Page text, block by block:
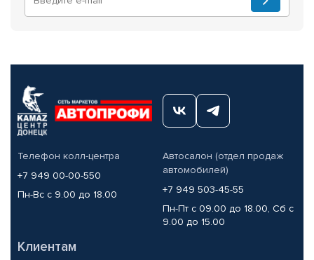
Телефон колл-центра
+7 949 00-00-550
Пн-Вс с 9.00 до 18.00
Автосалон (отдел продаж
автомобилей)
+7 949 503-45-55
Пн-Пт с 09.00 до 18.00, Сб с
9.00 до 15.00
Клиентам